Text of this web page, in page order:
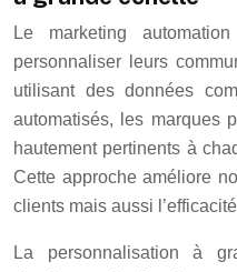
Le marketing
personnaliser leurs
utilisant des données
automatisés, les marques
hautement pertinents à
Cette approche améliore
clients mais aussi
La personnalisation à